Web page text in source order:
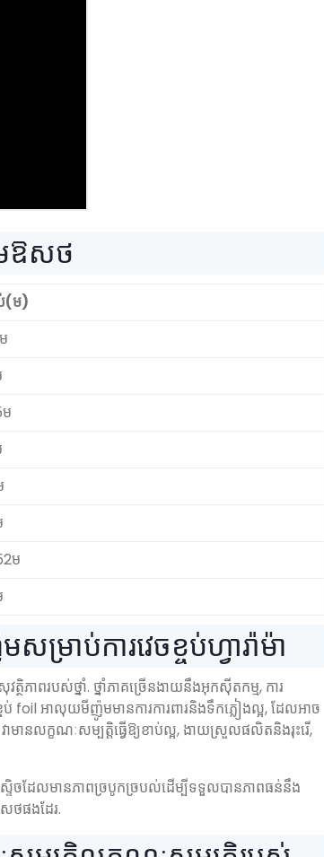
ឱសថ
(ម)
ម
ាប់ការវេចខ្ចប់ហ្វារ៉ាម៉ា
ភាពរបស់ថ្នាំ. ថ្នាំភាគច្រើនងាយនឹងអុកស៊ីតកម្ម, ការ
អាលុយមីញ៉ូមមានការការពារនិងទឹកភ្លៀងល្អ, ដែលអាច
ាមានលក្ខណៈសម្បត្តិធ្វើឱ្យខាប់ល្អ, ងាយស្រួលផលិតនិងរុះរើ,
ចដែលមានភាពច្របូកច្របល់ដើម្បីទទួលបានភាពធន់នឹង
ថផងដែរ.